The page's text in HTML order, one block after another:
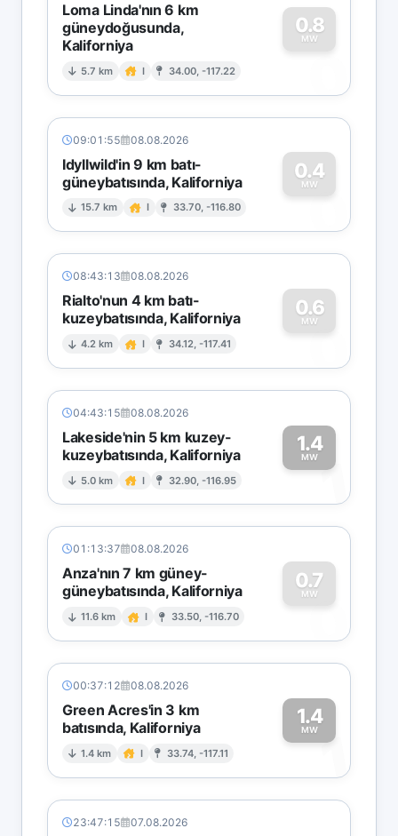
Loma Linda'nın 6 km
güneydoğusunda,
Kaliforniya
5.7 km I 34.00, -117.22
0.8
MW
0
09:01:55 08.08.2026
Idyllwild'in 9 km batı-
güneybatısında, Kaliforniya
15.7 km I 33.70, -116.80
0.4
MW
0
08:43:13 08.08.2026
Rialto'nun 4 km batı-
kuzeybatısında, Kaliforniya
4.2 km I 34.12, -117.41
0.6
MW
0
04:43:15 08.08.2026
Lakeside'nin 5 km kuzey-
kuzeybatısında, Kaliforniya
5.0 km I 32.90, -116.95
1.4
MW1
01:13:37 08.08.2026
Anza'nın 7 km güney-
güneybatısında, Kaliforniya
11.6 km I 33.50, -116.70
0.7
MW
0
00:37:12 08.08.2026
Green Acres'in 3 km
batısında, Kaliforniya
1.4 km I 33.74, -117.11
1.4
MW1
23:47:15 07.08.2026